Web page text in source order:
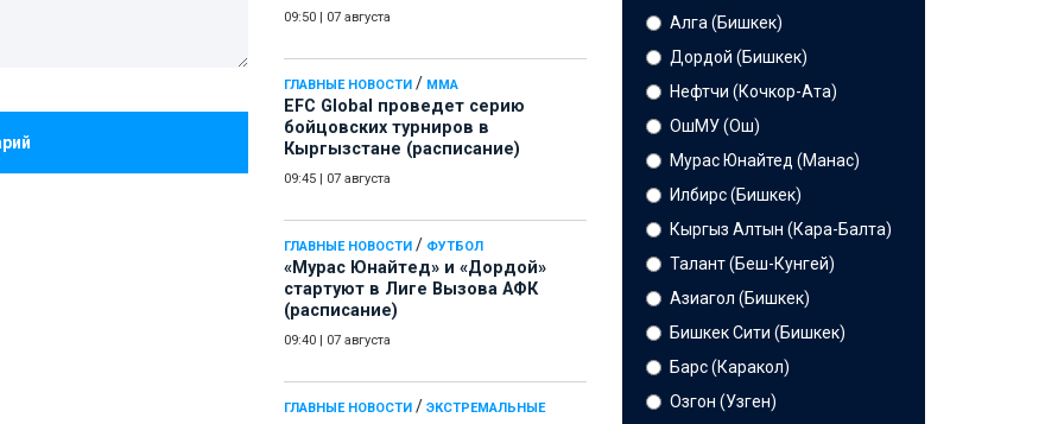
09:50 07 августа
ГЛАВНЫЕ НОВОСТИ / ММА
EFC Global проведет серию
бойцовских турниров в
Кыргызстане (расписание)
09:45 07 августа
ГЛАВНЫЕ НОВОСТИ / ФУТБОЛ
«Мурас Юнайтед» и «Дордой»
стартуют в Лиге Вызова АФК
(расписание)
09:40 07 августа
ГЛАВНЫЕ НОВОСТИ / ЭКСТРЕМАЛЬНЫЕ
Алга (Бишкек)
Дордой (Бишкек)
Нефтчи (Кочкор-Ата)
ОшМУ (Ош)
Мурас Юнайтед (Манас)
Илбирс (Бишкек)
Кыргыз Алтын (Кара-Балта)
Талант (Беш-Кунгей)
Азиагол (Бишкек)
Бишкек Сити (Бишкек)
Барс (Каракол)
Озгон (Узген)